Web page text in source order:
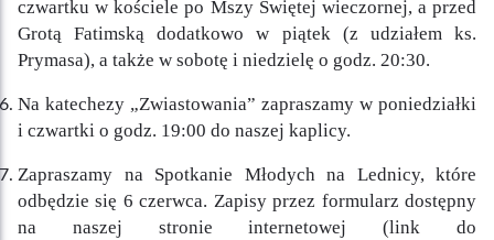
czwartku w kościele po Mszy Świętej wieczornej, a przed
Grotą Fatimską dodatkowo w piątek (z udziałem ks.
Prymasa), a także w sobotę i niedzielę o godz. 20:30.
Na katechezy „Zwiastowania” zapraszamy w poniedziałki
i czwartki o godz. 19:00 do naszej kaplicy.
Zapraszamy na Spotkanie Młodych na Lednicy, które
odbędzie się 6 czerwca. Zapisy przez formularz dostępny
na naszej stronie internetowej (link do